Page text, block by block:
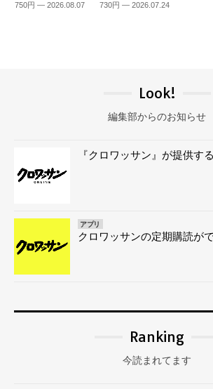
750円 — 2026.08.07 730円 — 2026.07.24
Look!
編集部からのお知らせ
『クロワッサン』が提供す
アプリ
クロワッサンの定期購読が
Ranking
今読まれてます